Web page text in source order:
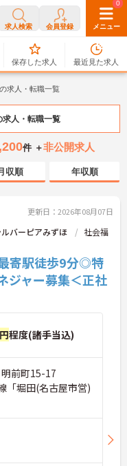
求人検索 会員登録 メニュー
0
保存した求人
0
最近見た求人
求人・転職一覧
求人・転職一覧
件 ＋非公開求人
収順 年収順
更新日：2026年08月07日
バーピアみずほ
社会福
寄駅徒歩9分◎特
ジャー募集＜正社
程度(諸手当込)
前町15-17
「堀田(名古屋市営)